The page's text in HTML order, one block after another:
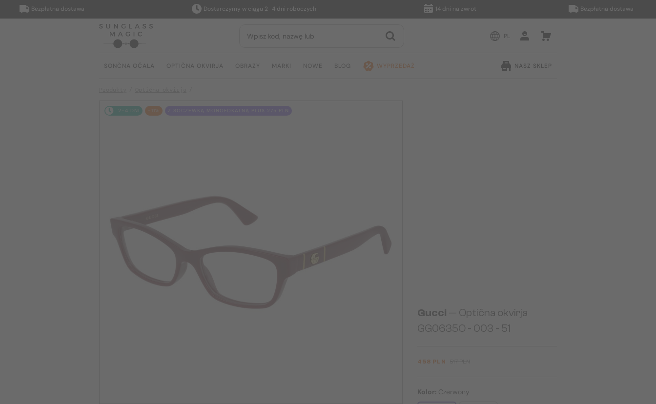
Bezpłatna dostawa Dostarczymy w ciągu 2–4 dni roboczych 14 dni na zwrot Bezpłatna dostawa
PL
SONČNA OČALA OPTIČNA OKVIRJA OBRAZY MARKI NOWE BLOG WYPRZEDAŻ NASZ SKLEP
2-4 DNI -11%
Gucci — Optična okvirja
GG0635O - 003 - 51
458 PLN
Kolor: Czerwony